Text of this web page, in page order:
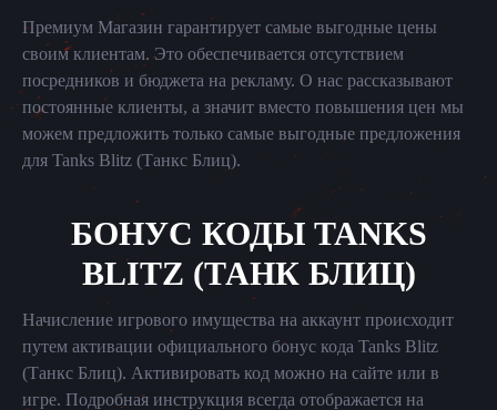
Премиум Магазин гарантирует самые выгодные цены
своим клиентам. Это обеспечивается отсутствием
посредников и бюджета на рекламу. О нас рассказывают
постоянные клиенты, а значит вместо повышения цен мы
можем предложить только самые выгодные предложения
для Tanks Blitz (Танкс Блиц).
БОНУС КОДЫ TANKS
BLITZ (ТАНК БЛИЦ)
Начисление игрового имущества на аккаунт происходит
путем активации официального бонус кода Tanks Blitz
(Танкс Блиц). Активировать код можно на сайте или в
игре. Подробная инструкция всегда отображается на